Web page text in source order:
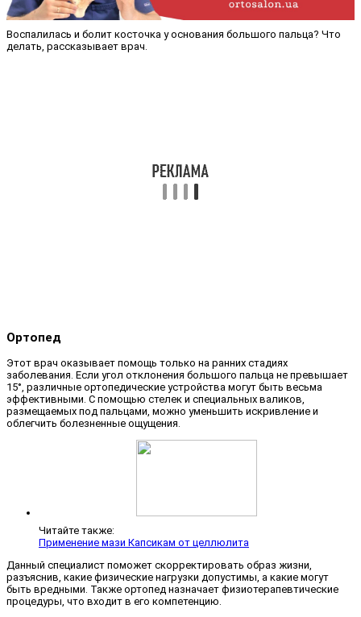
Воспалилась и болит косточка у основания большого пальца? Что
делать, рассказывает врач.
Ортопед
Этот врач оказывает помощь только на ранних стадиях
заболевания. Если угол отклонения большого пальца не превышает
15°, различные ортопедические устройства могут быть весьма
эффективными. С помощью стелек и специальных валиков,
размещаемых под пальцами, можно уменьшить искривление и
облегчить болезненные ощущения.
Читайте также:
Применение мази Капсикам от целлюлита
Данный специалист поможет скорректировать образ жизни,
разъяснив, какие физические нагрузки допустимы, а какие могут
быть вредными. Также ортопед назначает физиотерапевтические
процедуры, что входит в его компетенцию.